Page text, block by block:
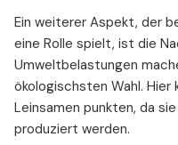
Ein weiterer Aspekt, der
eine Rolle spielt, ist die
Umweltbelastungen
ökologischsten Wahl. Hier
Leinsamen punkten, da
produziert werden.